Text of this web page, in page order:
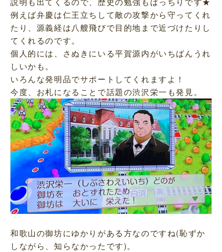
例えば弁慶は仁王立ちして敵の攻撃から守ってくれ
たり、源義経は八艘飛びで目的地まで近づけたりし
てくれるのです。
個人的には、さぬきにいる平賀源内がいちばんうれ
しいかも。
いろんな発明品でサポートしてくれますよ！
今度、お札になることで話題の渋沢栄一も発見。
和歌山の御坊にゆかりがある方なのですね(恥ずか
しながら、知らなかったです)。